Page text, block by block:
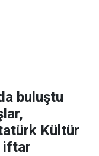
buluştu
Kültür
iftar